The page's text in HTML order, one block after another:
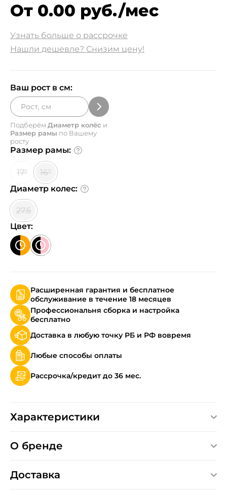
От 0.00 руб./мес
Узнать больше о рассрочке
Нашли дешевле? Снизим цену!
Ваш рост в см:
Подберём Диаметр колёс и
Размер рамы по Вашему
росту
Размер рамы:
17"
16"
Диаметр колес:
27.5
Цвет:
Расширенная гарантия и бесплатное
обслуживание в течение 18 месяцев
Профессиональня сборка и настройка
бесплатно
Доставка в любую точку РБ и РФ вовремя
Любые способы оплаты
Рассрочка/кредит до 36 мес.
Характеристики
О бренде
Доставка